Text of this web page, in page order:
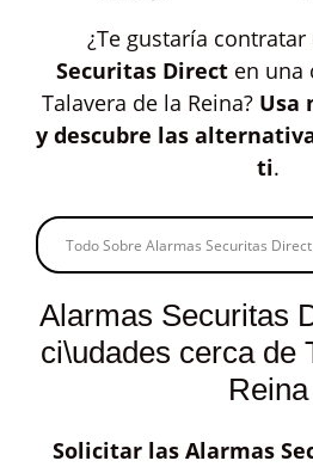
¿Te gustaría contratar
Securitas Directen una
Talavera de la Reina? Usa
y descubre las
ti.
Alarmas Securitas
ci\udades cerca de
Reina
Solicitar las Alarmas